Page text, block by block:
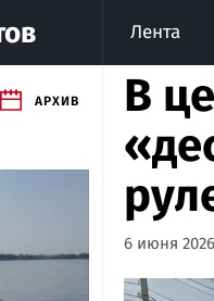
Лента
АРХИВ
В
6 июня